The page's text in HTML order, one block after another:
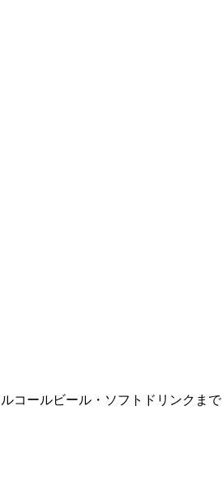
コールビール・ソフトドリンクまで